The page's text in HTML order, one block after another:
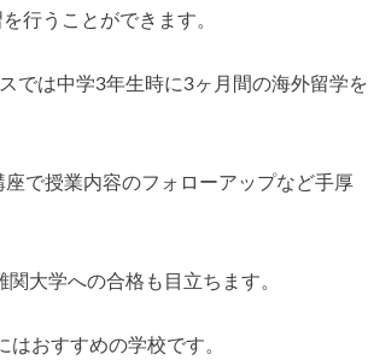
行うことができます。
では中学3年生時に3ヶ月間の海外留学を
で授業内容のフォローアップなど手厚
大学への合格も目立ちます。
おすすめの学校です。